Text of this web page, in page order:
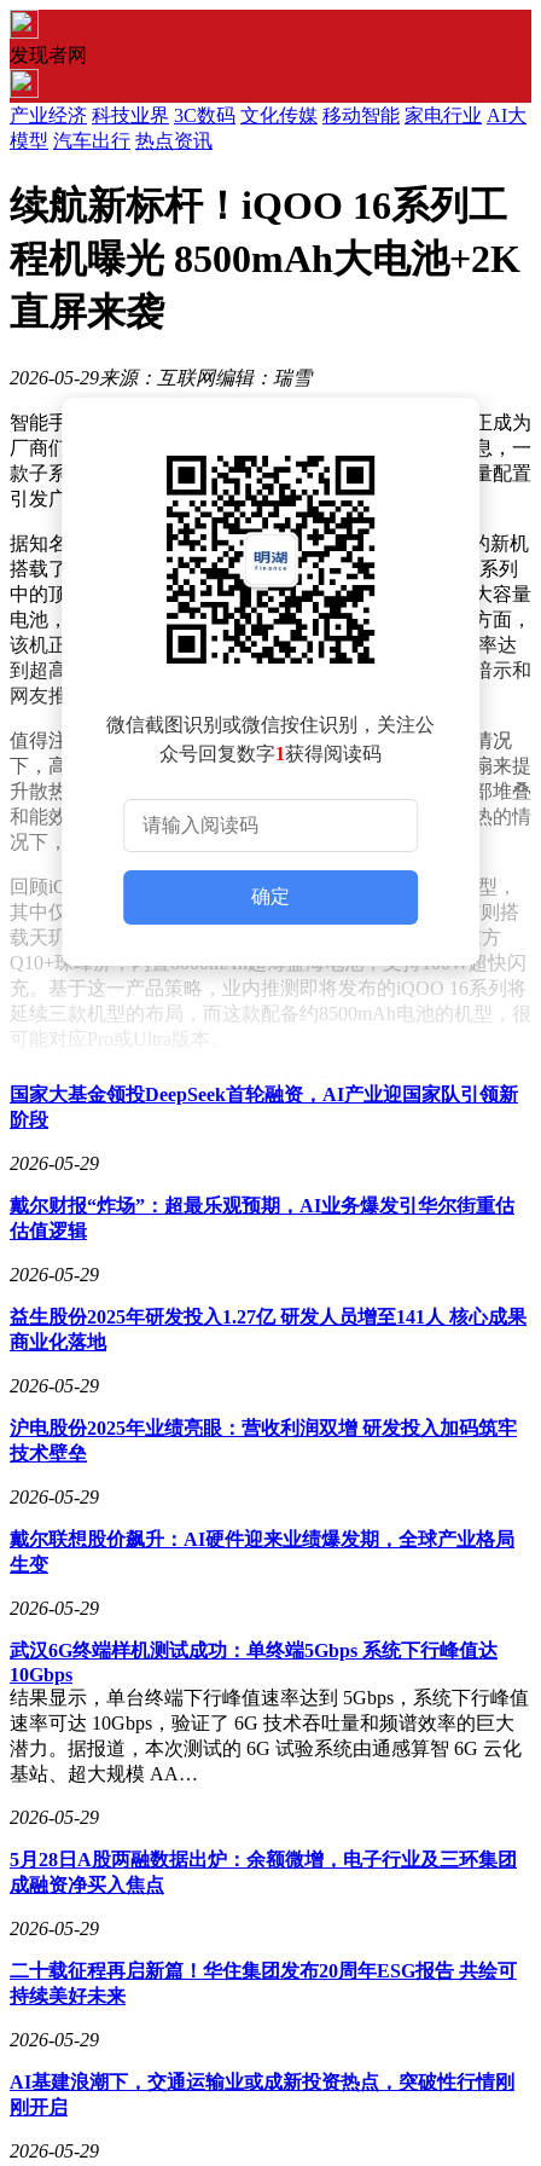
发现者网
产业经济 科技业界 3C数码 文化传媒 移动智能 家电行业 AI大
模型 汽车出行 热点资讯
续航新标杆！iQOO 16系列工
程机曝光 8500mAh大电池+2K
直屏来袭
2026-05-29来源：互联网编辑：瑞雪
智能手机市场竞争愈发激烈，性能比拼之外，续航能力正成为
厂商们争夺的新焦点。近日，数码领域传来一则重磅消息，一
款子系列顶配性能旗舰的工程机参数被曝光，其电池容量配置
引发广泛关注。
据知名数码博主“数码闲聊站”透露，这款尚未正式发布的新机
搭载了SM8975（骁龙8 Elite Gen 6 Pro）处理器，属于子系列
中的顶配性能旗舰。早期工程机配备了约8500mAh的超大容量
电池，这一数据在当下智能手机市场中堪称罕见。屏幕方面，
该机正面采用2K大直屏，基于全新定制基材打造，刷新率达
到超高水平，有望为用户带来极致的视觉体验。从博主暗示和
网友推测来看，这款机型极有可能是iQOO 16。
值得注意的是，该工程机并未配备主动散热风扇。通常情况
下，高性能手机为保证运行稳定性，会通过内置散热风扇来提
升散热效率。此次工程机取消这一设计，意味着其在内部堆叠
和能效控制方面取得了显著突破，能够在不依赖主动散热的情
况下，实现高性能与低功耗的平衡。
回顾iQOO上一代产品布局，iQOO 15系列共推出三款机型，
其中仅iQOO 15 Ultra配备了内置散热风扇。而iQOO 15T则搭
载天玑9500 Monster版芯片，配备6.82英寸2K 144Hz京东方
Q10+珠峰屏，内置8000mAh超薄蓝海电池，支持100W超快闪
充。基于这一产品策略，业内推测即将发布的iQOO 16系列将
延续三款机型的布局，而这款配备约8500mAh电池的机型，很
可能对应Pro或Ultra版本。
综合现有信息，iQOO 16系列预计将于今年第四季度正式亮
相。该系列主打三大核心卖点：约8500mAh的超大容量电池、
2K旗舰直屏以及首批搭载的2nm芯片。在性能保持行业领先的
同时，续航能力实现断层式突破，这一组合有望重新定义高端
进一步公布。
微信截图识别或微信按住识别，关注公
众号回复数字1获得阅读码
确定
国家大基金领投DeepSeek首轮融资，AI产业迎国家队引领新
阶段
2026-05-29
戴尔财报“炸场”：超最乐观预期，AI业务爆发引华尔街重估
估值逻辑
2026-05-29
益生股份2025年研发投入1.27亿 研发人员增至141人 核心成果
商业化落地
2026-05-29
沪电股份2025年业绩亮眼：营收利润双增 研发投入加码筑牢
技术壁垒
2026-05-29
戴尔联想股价飙升：AI硬件迎来业绩爆发期，全球产业格局
生变
2026-05-29
武汉6G终端样机测试成功：单终端5Gbps 系统下行峰值达
10Gbps
结果显示，单台终端下行峰值速率达到 5Gbps，系统下行峰值
速率可达 10Gbps，验证了 6G 技术吞吐量和频谱效率的巨大
潜力。据报道，本次测试的 6G 试验系统由通感算智 6G 云化
基站、超大规模 AA…
2026-05-29
5月28日A股两融数据出炉：余额微增，电子行业及三环集团
成融资净买入焦点
2026-05-29
二十载征程再启新篇！华住集团发布20周年ESG报告 共绘可
持续美好未来
2026-05-29
AI基建浪潮下，交通运输业或成新投资热点，突破性行情刚
刚开启
2026-05-29